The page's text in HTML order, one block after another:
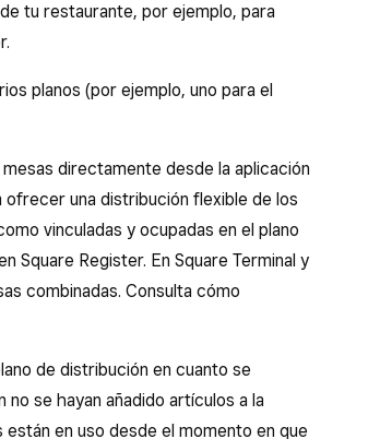
tu restaurante, por ejemplo, para
planos (por ejemplo, uno para el
directamente desde la aplicación
una distribución flexible de los
vinculadas y ocupadas en el plano
Square Register. En Square Terminal y
combinadas. Consulta cómo
de distribución en cuanto se
se hayan añadido artículos a la
en uso desde el momento en que